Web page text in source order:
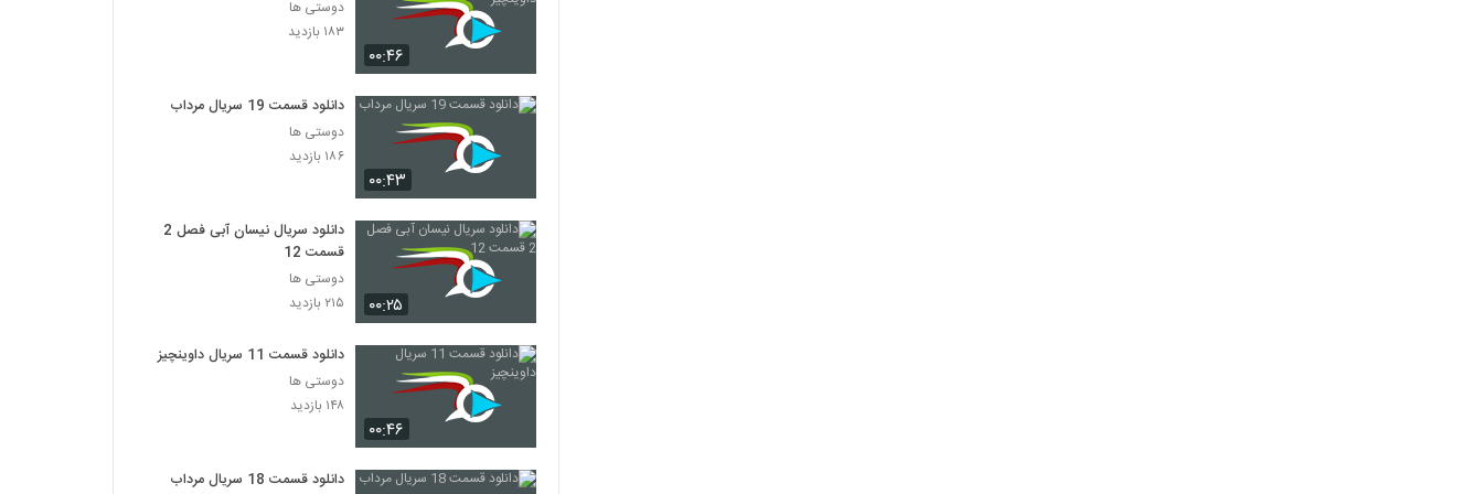
۰۰:۴۶
دوستی ها
۱۸۳ بازدید
۰۰:۴۳
دانلود قسمت 19 سریال مرداب
دوستی ها
۱۸۶ بازدید
۰۰:۲۵
دانلود سریال نیسان آبی فصل 2
قسمت 12
دوستی ها
۲۱۵ بازدید
۰۰:۴۶
دانلود قسمت 11 سریال داوینچیز
دوستی ها
۱۴۸ بازدید
دانلود قسمت 18 سریال مرداب